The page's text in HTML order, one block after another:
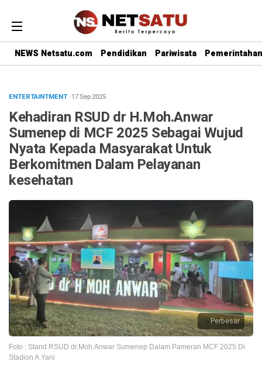
NEWS Netsatu.com Pendidikan Pariwisata Pemerintahan
ENTERTAINTMENT· 17 Sep 2025
Kehadiran RSUD dr H.Moh.Anwar
Sumenep di MCF 2025 Sebagai Wujud
Nyata Kepada Masyarakat Untuk
Berkomitmen Dalam Pelayanan
kesehatan
Perbesar
Foto : Stand RSUD dr.Moh.Anwar Sumenep Dalam Pameran MCF 2025 Di
Stadion A.Yani